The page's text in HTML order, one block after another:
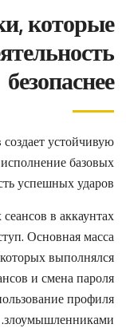
которые
безопаснее
устойчивую
базовых
успешных ударов.
в аккаунтах
Основная масса
выполнялся
и смена пароля
профиля
злоумышленниками.